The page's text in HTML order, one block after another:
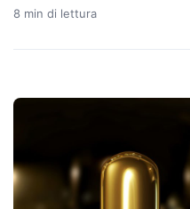
8 min di lettura